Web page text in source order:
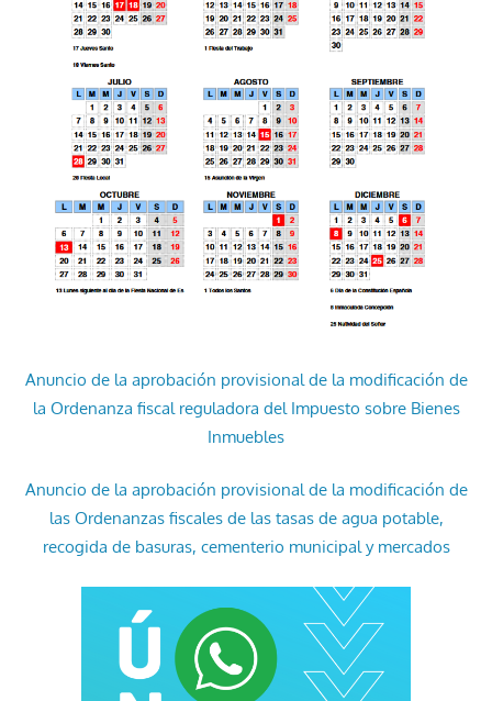
Anuncio de la aprobación provisional de la modificación de
la Ordenanza fiscal reguladora del Impuesto sobre Bienes
Inmuebles
Anuncio de la aprobación provisional de la modificación de
las Ordenanzas fiscales de las tasas de agua potable,
recogida de basuras, cementerio municipal y mercados